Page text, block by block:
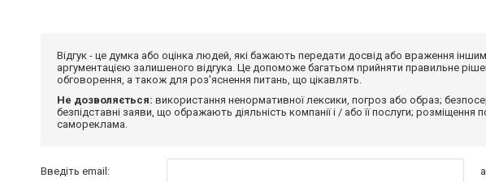
Відгук - це думка або оцінка людей, які бажають передати досвід або враження
аргументацією залишеного відгука. Це допоможе багатьом прийняти правильне
обговорення, а також для роз'яснення питань, що цікавлять.
Не дозволяється: використання ненормативної лексики, погроз або образ;
безпідставні заяви, що ображають діяльність компанії і / або її послуги;
самореклама.
Введіть email: